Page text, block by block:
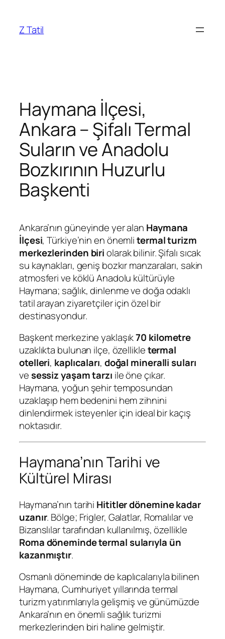
Z Tatil
Haymana İlçesi,
Ankara – Şifalı Termal
Suların ve Anadolu
Bozkırının Huzurlu
Başkenti
Ankara’nın güneyinde yer alan Haymana
İlçesi, Türkiye’nin en önemlitermal turizm
merkezlerinden biriolarak bilinir. Şifalı sıcak
su kaynakları, geniş bozkır manzaraları, sakin
atmosferi ve köklü Anadolu kültürüyle
Haymana; sağlık, dinlenme ve doğa odaklı
tatil arayan ziyaretçiler için özel bir
destinasyondur.
Başkent merkezine yaklaşık70 kilometre
uzaklıkta bulunan ilçe, özellikletermal
otelleri, kaplıcaları, doğal mineralli suları
vesessiz yaşam tarzı ile öne çıkar.
Haymana, yoğun şehir temposundan
uzaklaşıp hem bedenini hem zihnini
dinlendirmek isteyenler için ideal bir kaçış
noktasıdır.
Haymana’nın Tarihi ve
Kültürel Mirası
Haymana’nın tarihi Hititler dönemine kadar
uzanır. Bölge; Frigler, Galatlar, Romalılar ve
Bizanslılar tarafından kullanılmış, özellikle
Roma döneminde termal sularıyla ün
kazanmıştır.
Osmanlı döneminde de kaplıcalarıyla bilinen
Haymana, Cumhuriyet yıllarında termal
turizm yatırımlarıyla gelişmiş ve günümüzde
Ankara’nın en önemli sağlık turizmi
merkezlerinden biri haline gelmiştir.